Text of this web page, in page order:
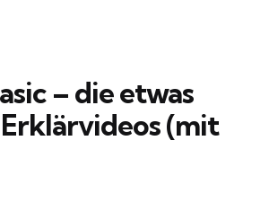
– die etwas
(mit